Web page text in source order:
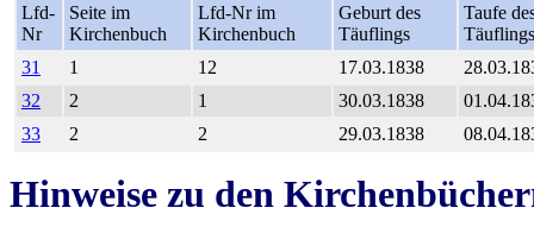
Lfd-
Nr
Seite im
Kirchenbuch
Lfd-Nr im
Kirchenbuch
Geburt des
Täuflings
Taufe
Täuflings
31
1 12 17.03.1838
32
2 1 30.03.1838
33
2 2 29.03.1838
Hinweise zu den